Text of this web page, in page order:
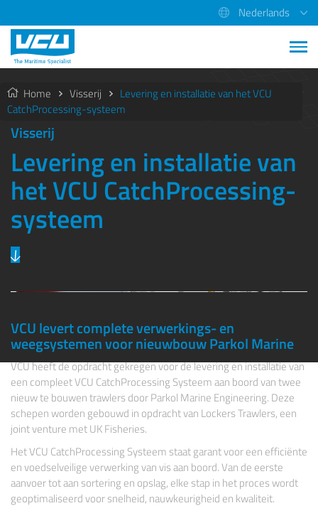
Nederlands
Home Visserij
Levering en installatie van het VCU
CatchProcessing-systeem
Visserij
Levering en installatie van
het VCU CatchProcessing-
systeem
VCU levert complete verwerkings- en
weegsystemen voor nieuwbouw Parkol Marine
VCU heeft de opdracht gekregen voor de levering en installatie van
een compleet VCU CatchProcessing Systeemaan boord van twee
nieuw te bouwen trawlers doorParkol Marine Engineering. Deze
schepen worden gebouwd in opdracht van Lockers Trawlers, een
joint venture metUK Fisheries.
Het VCU CatchProcessing Systeem staat garant voor een efficiënte
en voedselveilige verwerking van vis aan boord. Van de eerste
aanvoer tot aan sortering en opslag, elke stap in het proces wordt
geoptimaliseerd voor snelheid, nauwkeurigheid en kwaliteit.